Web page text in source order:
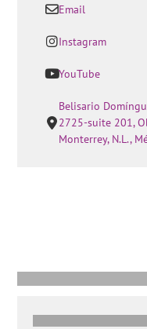
Email
Instagram
YouTube
Belisario
2725-suite 201,
Monterrey, N.L.,